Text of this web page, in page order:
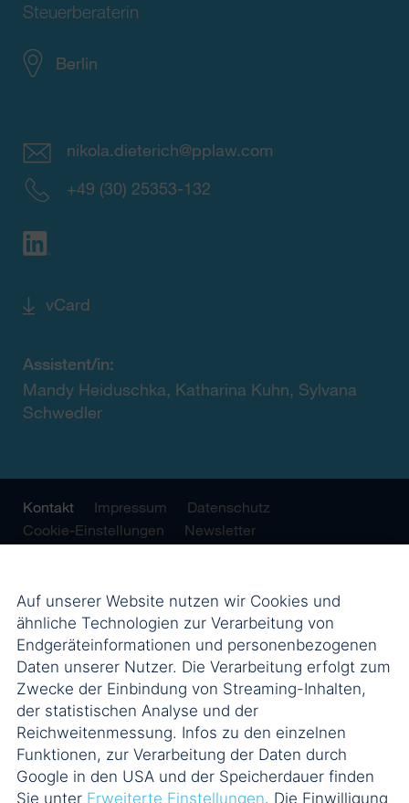
Steuerberaterin
Berlin
nikola.dieterich@pplaw.com
+49 (30) 25353-132
vCard
Assistent/in:
Mandy Heiduschka, Katharina Kuhn, Sylvana
Schwedler
Kontakt Impressum
Datenschutz
Cookie-Einstellungen
Newsletter
Auf unserer Website nutzen wir Cookies und
ähnliche Technologien zur Verarbeitung von
Endgeräteinformationen und personenbezogenen
Daten unserer Nutzer. Die Verarbeitung erfolgt zum
Zwecke der Einbindung von Streaming-Inhalten,
der statistischen Analyse und der
Reichweitenmessung. Infos zu den einzelnen
Funktionen, zur Verarbeitung der Daten durch
Google in den USA und der Speicherdauer finden
Sie unter Erweiterte Einstellungen. Die Einwilligung